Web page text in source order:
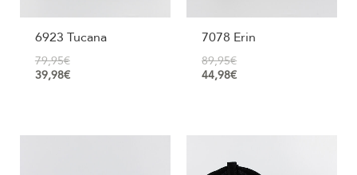
6923 Tucana
79,95€
39,98€
7078 Erin
89,95€
44,98€